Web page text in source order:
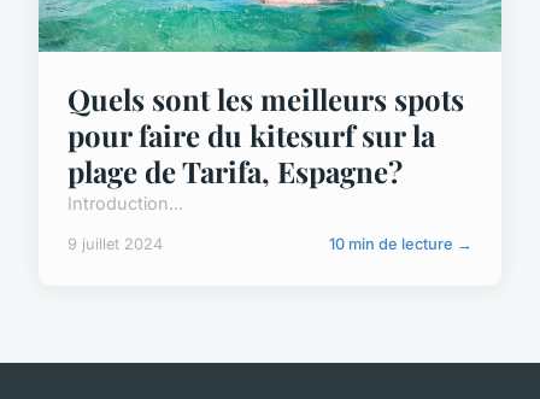
Quels sont les meilleurs spots
pour faire du kitesurf sur la
plage de Tarifa, Espagne?
Introduction...
9 juillet 2024 10 min de lecture →